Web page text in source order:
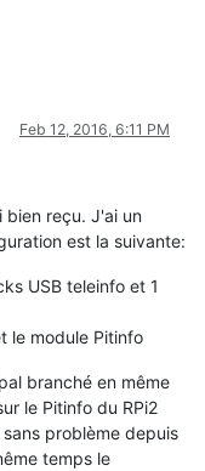
Feb 12, 2016, 6:11 PM
bien reçu. J'ai un
est la suivante:
USB teleinfo et 1
le module Pitinfo
branché en même
le Pitinfo du RPi2
problème depuis
temps le